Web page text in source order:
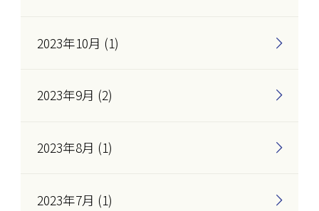
2023年10月 (1)
2023年9月 (2)
2023年8月 (1)
2023年7月 (1)